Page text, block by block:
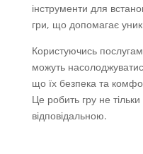
інструменти для
гри, що допомагає
Користуючись
можуть
що їх безпека та
Це робить гру не
відповідальною.